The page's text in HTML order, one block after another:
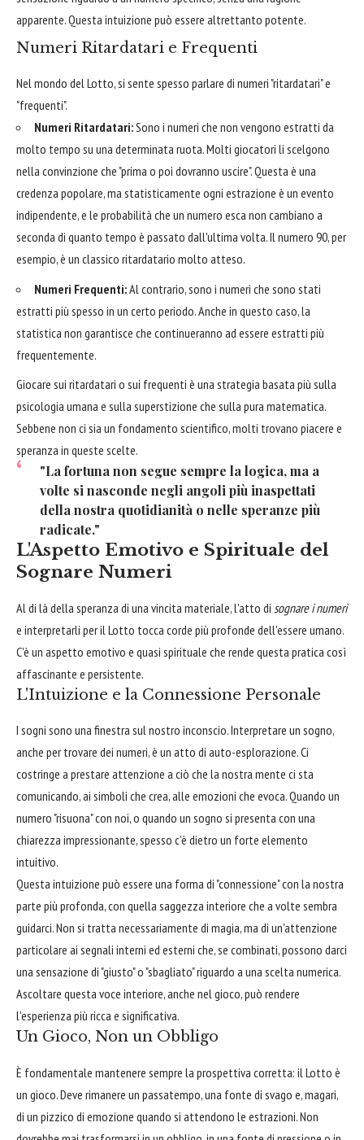
apparente. Questa intuizione può essere altrettanto potente.
Numeri Ritardatari e Frequenti
Nel mondo del Lotto, si sente spesso parlare di numeri "ritardatari" e
"frequenti".
Numeri Ritardatari:Sono i numeri che non vengono estratti da
molto tempo su una determinata ruota. Molti giocatori li scelgono
nella convinzione che "prima o poi dovranno uscire". Questa è una
credenza popolare, ma statisticamente ogni estrazione è un evento
indipendente, e le probabilità che un numero esca non cambiano a
seconda di quanto tempo è passato dall'ultima volta. Il numero 90, per
esempio, è un classico ritardatario molto atteso.
Numeri Frequenti:Al contrario, sono i numeri che sono stati
estratti più spesso in un certo periodo. Anche in questo caso, la
statistica non garantisce che continueranno ad essere estratti più
frequentemente.
Giocare sui ritardatari o sui frequenti è una strategia basata più sulla
psicologia umana e sulla superstizione che sulla pura matematica.
Sebbene non ci sia un fondamento scientifico, molti trovano piacere e
speranza in queste scelte.
"La fortuna non segue sempre la logica, ma a
volte si nasconde negli angoli più inaspettati
della nostra quotidianità o nelle speranze più
radicate."
L'Aspetto Emotivo e Spirituale del
Sognare Numeri
Al di là della speranza di una vincita materiale, l'atto di sognare i numeri
e interpretarli per il Lotto tocca corde più profonde dell'essere umano.
C'è un aspetto emotivo e quasi spirituale che rende questa pratica così
affascinante e persistente.
L'Intuizione e la Connessione Personale
I sogni sono una finestra sul nostro inconscio. Interpretare un sogno,
anche per trovare dei numeri, è un atto di auto-esplorazione. Ci
costringe a prestare attenzione a ciò che la nostra mente ci sta
comunicando, ai simboli che crea, alle emozioni che evoca. Quando un
numero "risuona" con noi, o quando un sogno si presenta con una
chiarezza impressionante, spesso c'è dietro un forte elemento
intuitivo.
Questa intuizione può essere una forma di "connessione" con la nostra
parte più profonda, con quella saggezza interiore che a volte sembra
guidarci. Non si tratta necessariamente di magia, ma di un'attenzione
particolare ai segnali interni ed esterni che, se combinati, possono darci
una sensazione di "giusto" o "sbagliato" riguardo a una scelta numerica.
Ascoltare questa voce interiore, anche nel gioco, può rendere
l'esperienza più ricca e significativa.
Un Gioco, Non un Obbligo
È fondamentale mantenere sempre la prospettiva corretta: il Lotto è
un gioco. Deve rimanere un passatempo, una fonte di svago e, magari,
di un pizzico di emozione quando si attendono le estrazioni. Non